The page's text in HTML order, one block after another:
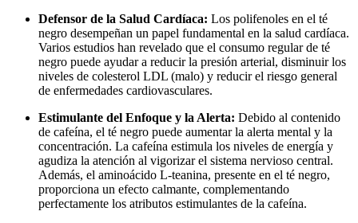
Defensor de la Salud Cardíaca: Los polifenoles en el té
negro desempeñan un papel fundamental en la salud cardíaca.
Varios estudios han revelado que el consumo regular de té
negro puede ayudar a reducir la presión arterial, disminuir los
niveles de colesterol LDL (malo) y reducir el riesgo general
de enfermedades cardiovasculares.
Estimulante del Enfoque y la Alerta: Debido al contenido
de cafeína, el té negro puede aumentar la alerta mental y la
concentración. La cafeína estimula los niveles de energía y
agudiza la atención al vigorizar el sistema nervioso central.
Además, el aminoácido L-teanina, presente en el té negro,
proporciona un efecto calmante, complementando
perfectamente los atributos estimulantes de la cafeína.